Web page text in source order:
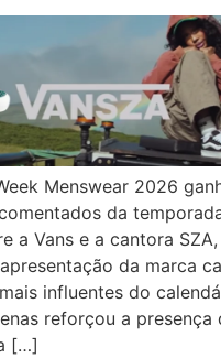
Menswear 2026
da
a Vans e a cantora
da marca
influentes do
reforçou a presença
[…]